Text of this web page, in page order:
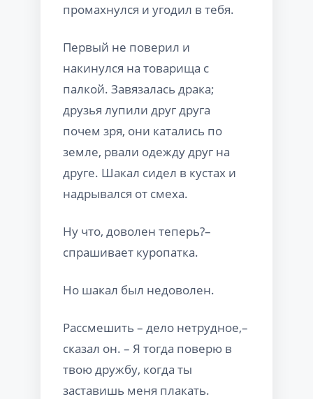
промахнулся и угодил в тебя.
Первый не поверил и
накинулся на товарища с
палкой. Завязалась драка;
друзья лупили друг друга
почем зря, они катались по
земле, рвали одежду друг на
друге. Шакал сидел в кустах и
надрывался от смеха.
Ну что, доволен теперь?–
спрашивает куропатка.
Но шакал был недоволен.
Рассмешить – дело нетрудное,–
сказал он. – Я тогда поверю в
твою дружбу, когда ты
заставишь меня плакать.